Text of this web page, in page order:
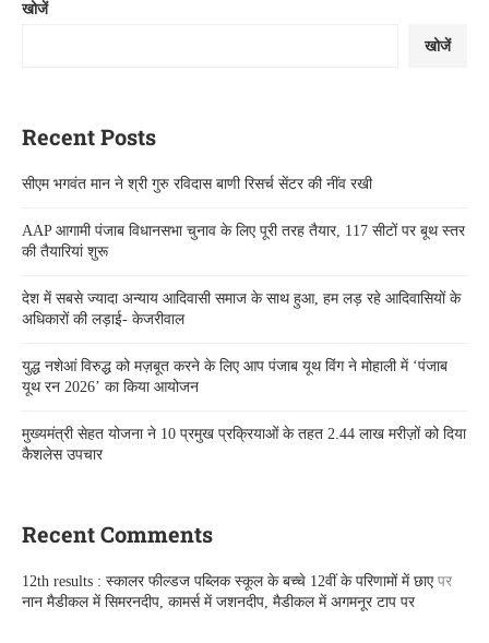
खोजें
खोजें
Recent Posts
सीएम भगवंत मान ने श्री गुरु रविदास बाणी रिसर्च सेंटर की नींव रखी
AAP आगामी पंजाब विधानसभा चुनाव के लिए पूरी तरह तैयार, 117 सीटों पर बूथ स्तर
की तैयारियां शुरू
देश में सबसे ज्यादा अन्याय आदिवासी समाज के साथ हुआ, हम लड़ रहे आदिवासियों के
अधिकारों की लड़ाई- केजरीवाल
युद्ध नशेआं विरुद्ध को मज़बूत करने के लिए आप पंजाब यूथ विंग ने मोहाली में ‘पंजाब
यूथ रन 2026’ का किया आयोजन
मुख्यमंत्री सेहत योजना ने 10 प्रमुख प्रक्रियाओं के तहत 2.44 लाख मरीज़ों को दिया
कैशलेस उपचार
Recent Comments
12th results : स्कालर फील्डज पब्लिक स्कूल के बच्चे 12वीं के परिणामों में छाएपर
नान मैडीकल में सिमरनदीप, कामर्स में जशनदीप, मैडीकल में अगमनूर टाप पर